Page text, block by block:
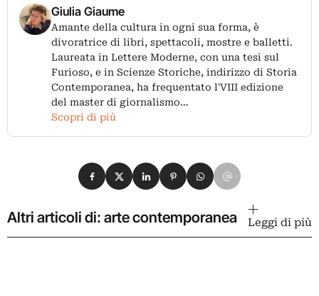
Giulia Giaume
Amante della cultura in ogni sua forma, è
divoratrice di libri, spettacoli, mostre e balletti.
Laureata in Lettere Moderne, con una tesi sul
Furioso, e in Scienze Storiche, indirizzo di Storia
Contemporanea, ha frequentato l'VIII edizione
del master di giornalismo…
Scopri di più
Condividi su Facebook
Condividi su X
Condividi su LinkedIn
Condividi su Pinterest
Condividi su WhatsApp
Condividi su Email
Altri articoli di: arte contemporanea Leggi di più